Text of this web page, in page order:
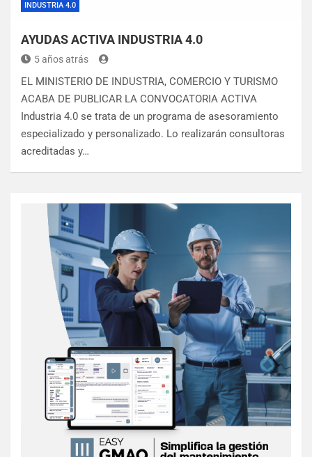
INDUSTRIA 4.0
AYUDAS ACTIVA INDUSTRIA 4.0
5 años atrás
EL MINISTERIO DE INDUSTRIA, COMERCIO Y TURISMO
ACABA DE PUBLICAR LA CONVOCATORIA ACTIVA
Industria 4.0 se trata de un programa de asesoramiento
especializado y personalizado. Lo realizarán consultoras
acreditadas y…